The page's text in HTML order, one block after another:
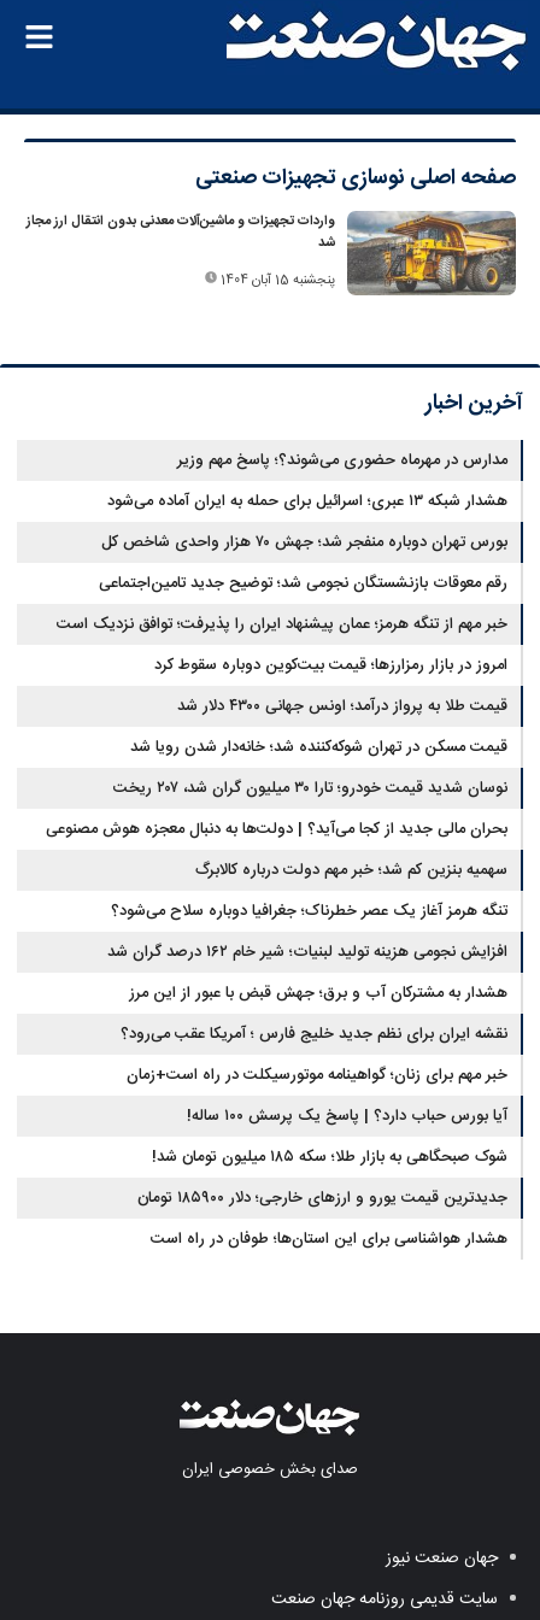
صفحه اصلی نوسازی تجهیزات صنعتی
واردات تجهیزات و ماشین‌آلات معدنی بدون انتقال ارز مجاز
شد
پنجشنبه 15 آبان 1404
آخرین اخبار
مدارس در مهرماه حضوری می‌شوند؟؛ پاسخ مهم وزیر
هشدار شبکه ۱۳ عبری؛ اسرائیل برای حمله به ایران آماده می‌شود
بورس تهران دوباره منفجر شد؛ جهش ۷۰ هزار واحدی شاخص کل
رقم معوقات بازنشستگان نجومی شد؛ توضیح جدید تامین‌اجتماعی
خبر مهم از تنگه هرمز؛ عمان پیشنهاد ایران را پذیرفت؛ توافق نزدیک است
امروز در بازار رمزارزها؛ قیمت بیت‌کوین دوباره سقوط کرد
قیمت طلا به پرواز درآمد؛ اونس جهانی ۴۳۰۰ دلار شد
قیمت مسکن در تهران شوکه‌کننده شد؛ خانه‌دار شدن رویا شد
نوسان شدید قیمت خودرو؛ تارا ۳۰ میلیون گران شد، ۲۰۷ ریخت
بحران مالی جدید از کجا می‌آید؟ | دولت‌ها به دنبال معجزه هوش مصنوعی
سهمیه بنزین کم شد؛ خبر مهم دولت درباره کالابرگ
تنگه هرمز آغاز یک عصر خطرناک؛ جغرافیا دوباره سلاح می‌شود؟
افزایش نجومی هزینه تولید لبنیات؛ شیر خام ۱۶۲ درصد گران شد
هشدار به مشترکان آب و برق؛ جهش قبض با عبور از این مرز
نقشه ایران برای نظم جدید خلیج فارس ؛ آمریکا عقب می‌رود؟
خبر مهم برای زنان؛ گواهینامه موتورسیکلت در راه است+زمان
آیا بورس حباب دارد؟ | پاسخ یک پرسش ۱۰۰ ساله!
شوک صبحگاهی به بازار طلا؛ سکه ۱۸۵ میلیون تومان شد!
جدیدترین قیمت یورو و ارزهای خارجی؛ دلار ۱۸۵۹۰۰ تومان
هشدار هواشناسی برای این استان‌ها؛ طوفان در راه است
صدای بخش خصوصی ایران
جهان صنعت نیوز
سایت قدیمی روزنامه جهان صنعت